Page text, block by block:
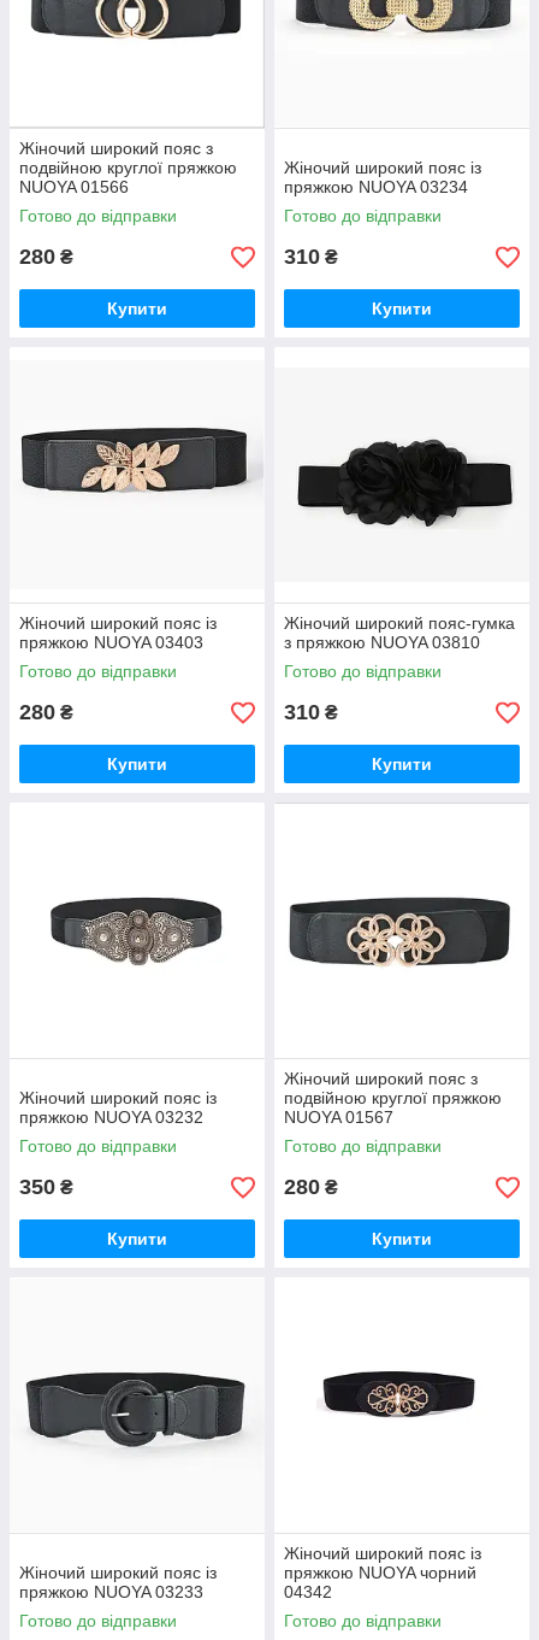
Жіночий широкий пояс з
подвійною круглої пряжкою
NUOYA 01566
Готово до відправки
280 ₴
Купити
Жіночий широкий пояс із
пряжкою NUOYA 03234
Готово до відправки
310 ₴
Купити
Жіночий широкий пояс із
пряжкою NUOYA 03403
Готово до відправки
280 ₴
Купити
Жіночий широкий пояс-гумка
з пряжкою NUOYA 03810
Готово до відправки
310 ₴
Купити
Жіночий широкий пояс із
пряжкою NUOYA 03232
Готово до відправки
350 ₴
Купити
Жіночий широкий пояс з
подвійною круглої пряжкою
NUOYA 01567
Готово до відправки
280 ₴
Купити
Жіночий широкий пояс із
пряжкою NUOYA 03233
Готово до відправки
Жіночий широкий пояс із
пряжкою NUOYA чорний
04342
Готово до відправки